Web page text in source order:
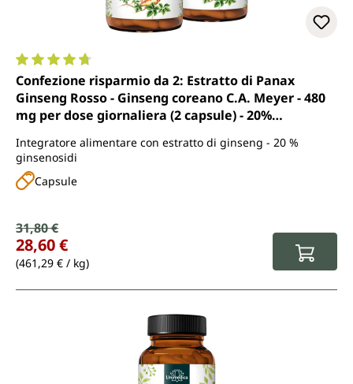
Valutazione media di 4.8 su 5 stelle
Confezione risparmio da 2: Estratto di Panax
Ginseng Rosso - Ginseng coreano C.A. Meyer - 480
mg per dose giornaliera (2 capsule) - 20%
Integratore alimentare con estratto di ginseng - 20 %
ginsenosidi
Capsule
Prezzo di vendita:
Prezzo normale:
31,80 €
28,60 €
(461,29 € / kg)